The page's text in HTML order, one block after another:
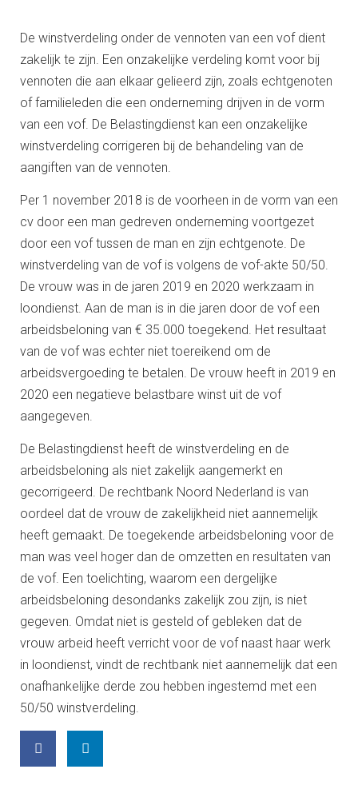
De winstverdeling onder de vennoten van een vof dient
zakelijk te zijn. Een onzakelijke verdeling komt voor bij
vennoten die aan elkaar gelieerd zijn, zoals echtgenoten
of familieleden die een onderneming drijven in de vorm
van een vof. De Belastingdienst kan een onzakelijke
winstverdeling corrigeren bij de behandeling van de
aangiften van de vennoten.
Per 1 november 2018 is de voorheen in de vorm van een
cv door een man gedreven onderneming voortgezet
door een vof tussen de man en zijn echtgenote. De
winstverdeling van de vof is volgens de vof-akte 50/50.
De vrouw was in de jaren 2019 en 2020 werkzaam in
loondienst. Aan de man is in die jaren door de vof een
arbeidsbeloning van € 35.000 toegekend. Het resultaat
van de vof was echter niet toereikend om de
arbeidsvergoeding te betalen. De vrouw heeft in 2019 en
2020 een negatieve belastbare winst uit de vof
aangegeven.
De Belastingdienst heeft de winstverdeling en de
arbeidsbeloning als niet zakelijk aangemerkt en
gecorrigeerd. De rechtbank Noord Nederland is van
oordeel dat de vrouw de zakelijkheid niet aannemelijk
heeft gemaakt. De toegekende arbeidsbeloning voor de
man was veel hoger dan de omzetten en resultaten van
de vof. Een toelichting, waarom een dergelijke
arbeidsbeloning desondanks zakelijk zou zijn, is niet
gegeven. Omdat niet is gesteld of gebleken dat de
vrouw arbeid heeft verricht voor de vof naast haar werk
in loondienst, vindt de rechtbank niet aannemelijk dat een
onafhankelijke derde zou hebben ingestemd met een
50/50 winstverdeling.